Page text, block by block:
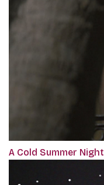
A Cold Summer Night